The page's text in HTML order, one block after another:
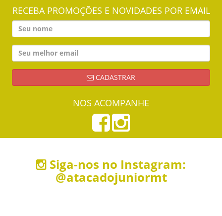
RECEBA PROMOÇÕES E NOVIDADES POR EMAIL
CADASTRAR
NOS ACOMPANHE
Siga-nos no Instagram:
@atacadojuniormt